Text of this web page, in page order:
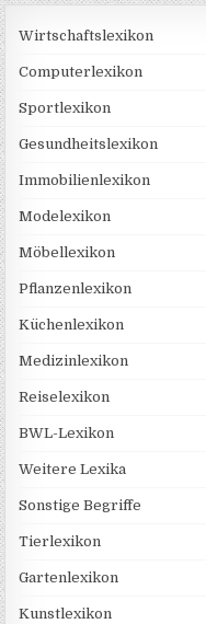
Wirtschaftslexikon
Computerlexikon
Sportlexikon
Gesundheitslexikon
Immobilienlexikon
Modelexikon
Möbellexikon
Pflanzenlexikon
Küchenlexikon
Medizinlexikon
Reiselexikon
BWL-Lexikon
Weitere Lexika
Sonstige Begriffe
Tierlexikon
Gartenlexikon
Kunstlexikon